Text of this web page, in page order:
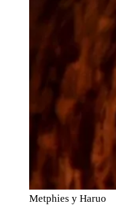
Metphies y Haruo